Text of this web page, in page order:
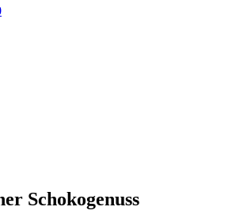
Schokogenuss